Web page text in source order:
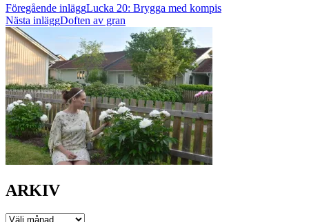
Inläggsnavigering
Föregående inläggLucka 20: Brygga med kompis
Nästa inläggDoften av gran
ARKIV
ARKIV